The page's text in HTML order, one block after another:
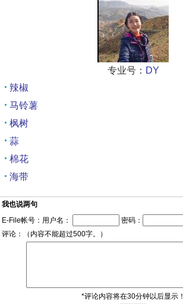
专业号： DY
辣椒
马铃薯
枫树
蒜
棉花
海带
我也说两句
E-File帐号：用户名：
密码：
评论：（内容不能超过500字。）
*评论内容将在30分钟以后显示！